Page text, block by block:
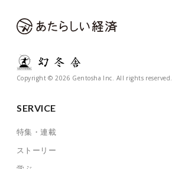
Copyright © 2026 Gentosha Inc. All rights reserved.
SERVICE
特集・連載
ストーリー